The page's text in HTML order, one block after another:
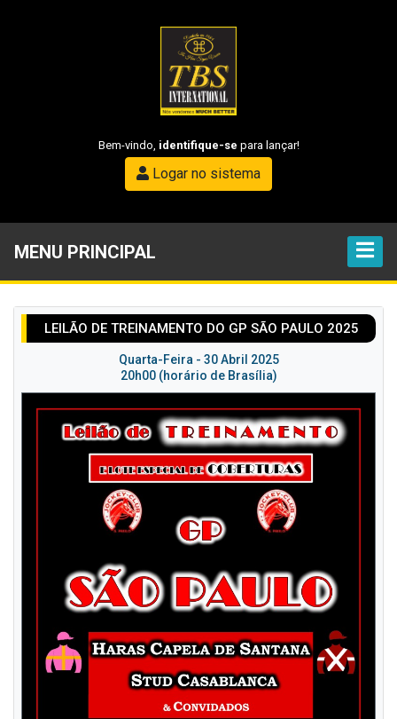
Bem-vindo, identifique-se para lançar!
Logar no sistema
MENU PRINCIPAL
LEILÃO DE TREINAMENTO DO GP SÃO PAULO 2025
Quarta-Feira - 30 Abril 2025
20h00 (horário de Brasília)